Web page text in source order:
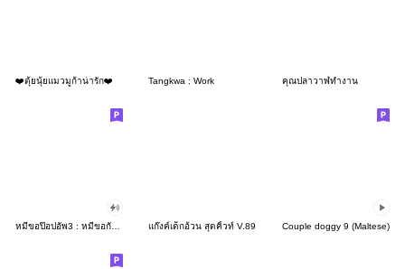
❤️ตุ้ยนุ้ยแมวมูก้าน่ารัก❤️ Tangkwa : Work คุณปลาวาฬทำงาน
หมีขอป๊อปอัพ3 : หมีขอกับผองเพื่อน แก๊งค์เด็กอ้วน สุดคิ้วท์ V.89 Couple doggy 9 (Maltese)